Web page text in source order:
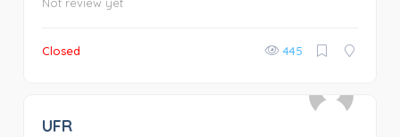
Closed 445
UFR